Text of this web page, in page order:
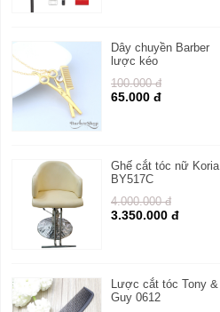
Dây chuyền Barber
lược kéo
100.000 đ
65.000 đ
Ghế cắt tóc nữ Koria
BY517C
4.000.000 đ
3.350.000 đ
Lược cắt tóc Tony &
Guy 0612